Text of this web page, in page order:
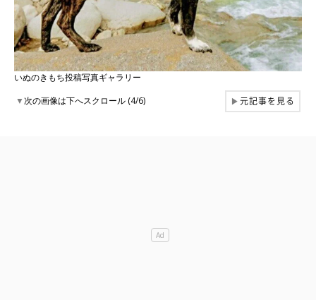
いぬのきもち投稿写真ギャラリー
▼次の画像は下へスクロール (4/6) ▶元記事を見る